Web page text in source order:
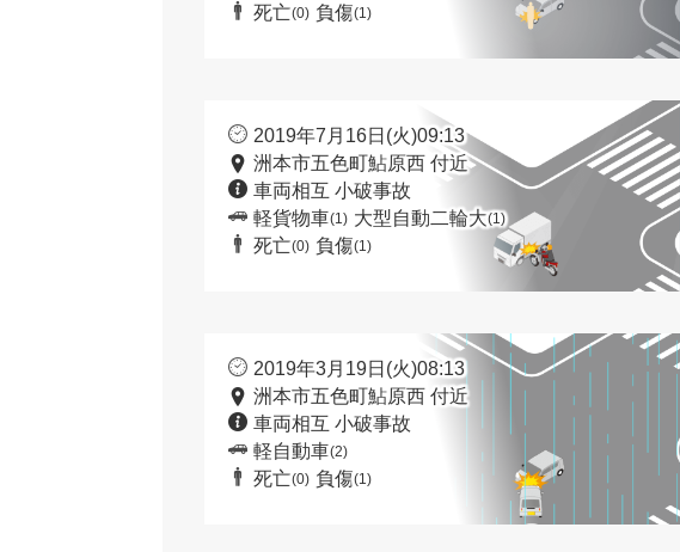
死亡(0) 負傷(1)
2019年7月16日(火)09:13
洲本市五色町鮎原西 付近
車両相互 小破事故
軽貨物車(1) 大型自動二輪大(1)
死亡(0) 負傷(1)
2019年3月19日(火)08:13
洲本市五色町鮎原西 付近
車両相互 小破事故
軽自動車(2)
死亡(0) 負傷(1)